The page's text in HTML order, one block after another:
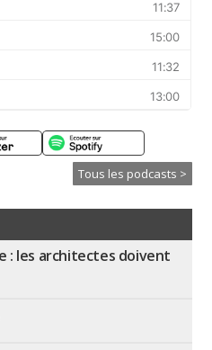
Tous les podcasts >
les architectes doivent